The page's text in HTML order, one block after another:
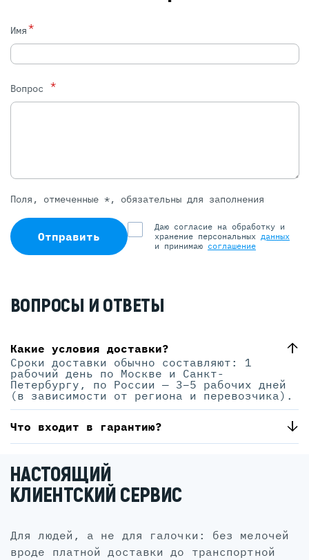
Имя*
Вопрос *
Поля, отмеченные *, обязательны для заполнения
Отправить
Даю согласие на обработку и
хранение персональных данных
и принимаю соглашение
ВОПРОСЫ И ОТВЕТЫ
Какие условия доставки?
Сроки доставки обычно составляют: 1
рабочий день по Москве и Санкт-
Петербургу, по России — 3–5 рабочих дней
(в зависимости от региона и перевозчика).
Что входит в гарантию?
НАСТОЯЩИЙ
КЛИЕНТСКИЙ СЕРВИС
для людей, а не для галочки: без мелочей
вроде платной доставки до транспортной